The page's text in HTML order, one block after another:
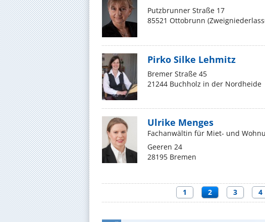
Putzbrunner Straße 17
85521 Ottobrunn
Pirko Silke Lehmitz
Bremer Straße 45
21244 Buchholz in der Nordheide
Ulrike Menges
Fachanwältin für Miet- und
Geeren 24
28195 Bremen
1 2 3 4